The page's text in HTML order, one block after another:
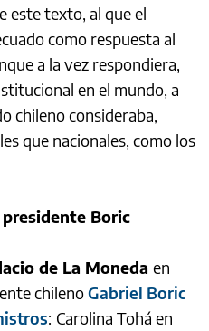
este texto, al que el
como respuesta al
a la vez respondiera,
en el mundo, a
chileno consideraba,
que nacionales, como los
Boric
de La Moneda en
chilenoGabriel Boric
: Carolina Tohá en